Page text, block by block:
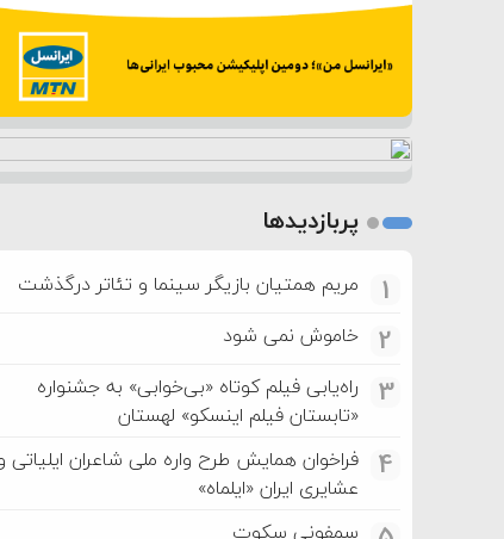
پربازدیدها
1 مریم همتیان بازیگر سینما و تئاتر درگذشت
2 خاموش نمی شود
3
راه‌یابی فیلم کوتاه «بی‌خوابی» به جشنواره
«تابستان فیلم اینسکو» لهستان
4
فراخوان همایش طرح واره ملی شاعران ایلیاتی
عشایری ایران «ایلماه»
سمفونی سکوت